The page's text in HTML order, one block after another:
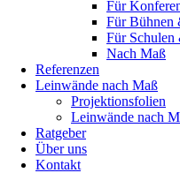
Für
Für Bühnen
Für Schulen
Nach Maß
Referenzen
Leinwände nach Maß
Projektionsfolien
Leinwände nach
Ratgeber
Über uns
Kontakt